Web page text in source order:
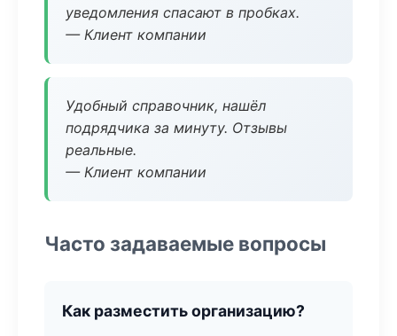
уведомления спасают в пробках.
— Клиент компании
Удобный справочник, нашёл
подрядчика за минуту. Отзывы
реальные.
— Клиент компании
Часто задаваемые вопросы
Как разместить организацию?